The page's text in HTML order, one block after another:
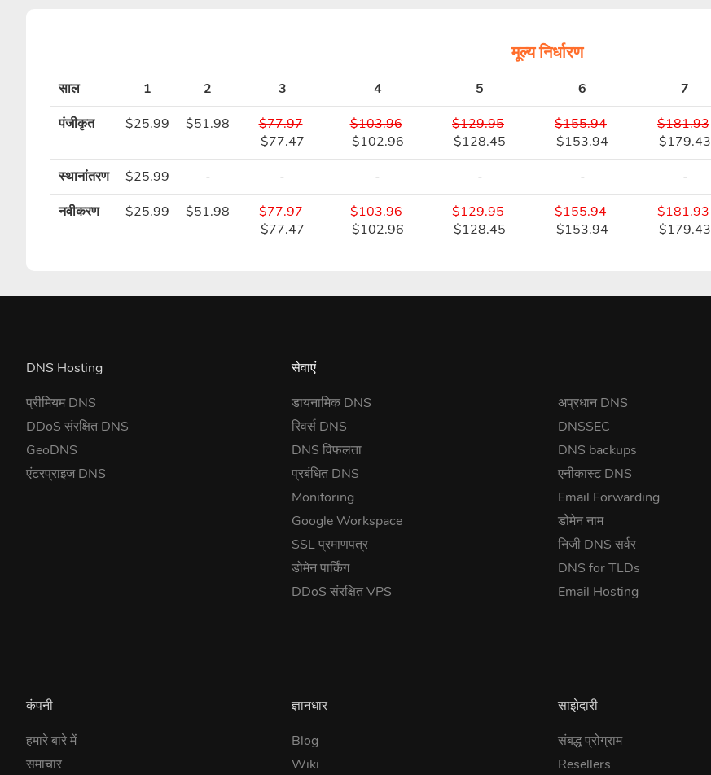
मूल्य निर्धारण
साल 1 2 3 4 5 6 7
पंजीकृत
$25.99 $51.98
$77.97
$77.47
$103.96
$102.96
$129.95
$128.45
$155.94
$153.94
$181.93
$179.43
स्थानांतरण
$25.99 - - - - - -
नवीकरण
$25.99 $51.98
$77.97
$77.47
$103.96
$102.96
$129.95
$128.45
$155.94
$153.94
$181.93
$179.43
DNS Hosting
प्रीमियम DNS
DDoS संरक्षित DNS
GeoDNS
एंटरप्राइज DNS
सेवाएं
डायनामिक DNS
रिवर्स DNS
DNS विफलता
प्रबंधित DNS
Monitoring
Google Workspace
SSL प्रमाणपत्र
डोमेन पार्किंग
DDoS संरक्षित VPS
अप्रधान DNS
DNSSEC
DNS backups
एनीकास्ट DNS
Email Forwarding
डोमेन नाम
निजी DNS सर्वर
DNS for TLDs
Email Hosting
कंपनी
हमारे बारे में
समाचार
ज्ञानधार
Blog
Wiki
साझेदारी
संबद्ध प्रोग्राम
Resellers